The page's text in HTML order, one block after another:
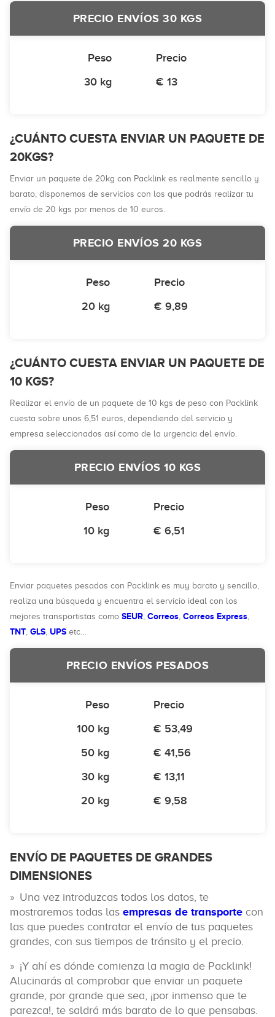
PRECIO ENVÍOS 30 KGS
Peso
Precio
30 kg
€ 13
¿CUÁNTO CUESTA ENVIAR UN PAQUETE DE
20KGS?
Enviar un paquete de 20kg con Packlink es realmente sencillo y
barato, disponemos de servicios con los que podrás realizar tu
envío de 20 kgs por menos de 10 euros.
PRECIO ENVÍOS 20 KGS
Peso
Precio
20 kg
€ 9,89
¿CUÁNTO CUESTA ENVIAR UN PAQUETE DE
10 KGS?
Realizar el envío de un paquete de 10 kgs de peso con Packlink
cuesta sobre unos 6,51 euros, dependiendo del servicio y
empresa seleccionados así como de la urgencia del envío.
PRECIO ENVÍOS 10 KGS
Peso
Precio
10 kg
€ 6,51
Enviar paquetes pesados con Packlink es muy barato y sencillo,
realiza una búsqueda y encuentra el servicio ideal con los
mejores transportistas como SEUR, Correos, Correos Express,
TNT, GLS, UPS etc…
PRECIO ENVÍOS PESADOS
Peso
Precio
100 kg
€ 53,49
50 kg
€ 41,56
30 kg
€ 13,11
20 kg
€ 9,58
ENVÍO DE PAQUETES DE GRANDES
DIMENSIONES
Una vez introduzcas todos los datos, te
mostraremos todas las empresas de transporte con
las que puedes contratar el envío de tus paquetes
grandes, con sus tiempos de tránsito y el precio.
¡Y ahí es dónde comienza la magia de Packlink!
Alucinarás al comprobar que enviar un paquete
grande, por grande que sea, ¡por inmenso que te
parezca!, te saldrá más barato de lo que pensabas.